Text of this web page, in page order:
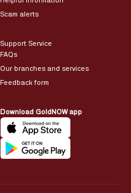
Scam alerts
Support Service
FAQs
Our branches and services
Feedback form
Download GoldNOW app